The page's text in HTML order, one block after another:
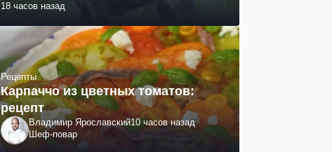
18 часов назад
Рецепты
Карпаччо из цветных томатов:
рецепт
Владимир Ярославский10 часов назад
Шеф-повар